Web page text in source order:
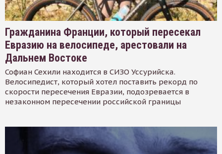
Гражданина Франции, который пересекал
Евразию на велосипеде, арестовали на
Дальнем Востоке
Софиан Сехили находится в СИЗО Уссурийска.
Велосипедист, который хотел поставить рекорд по
скорости пересечения Евразии, подозревается в
незаконном пересечении российской границы